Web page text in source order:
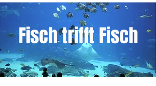
Fisch trifft Fisch